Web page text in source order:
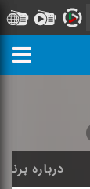
درباره